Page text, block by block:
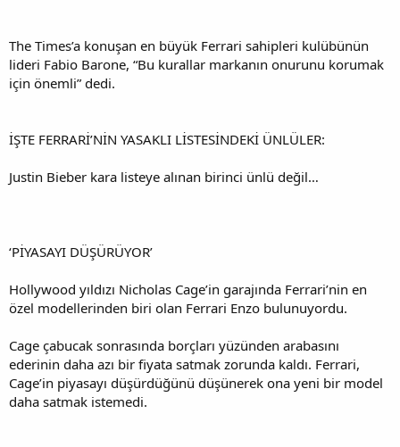
The Times’a konuşan en büyük Ferrari sahipleri kulübünün
lideri Fabio Barone, “Bu kurallar markanın onurunu korumak
için önemli” dedi.
İŞTE FERRARİ’NİN YASAKLI LİSTESİNDEKİ ÜNLÜLER:
Justin Bieber kara listeye alınan birinci ünlü değil…
‘PİYASAYI DÜŞÜRÜYOR’
Hollywood yıldızı Nicholas Cage’in garajında Ferrari’nin en
özel modellerinden biri olan Ferrari Enzo bulunuyordu.
Cage çabucak sonrasında borçları yüzünden arabasını
ederinin daha azı bir fiyata satmak zorunda kaldı. Ferrari,
Cage’in piyasayı düşürdüğünü düşünerek ona yeni bir model
daha satmak istemedi.